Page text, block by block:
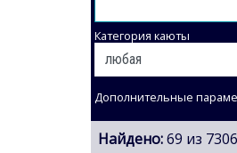
Категория каюты
Дополнительные
Найдено:69 из